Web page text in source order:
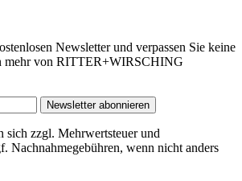
Newsletter und verpassen Sie keine
mehr von RITTER+WIRSCHING
Newsletter abonnieren
sich zzgl. Mehrwertsteuer und
Nachnahmegebühren, wenn nicht anders